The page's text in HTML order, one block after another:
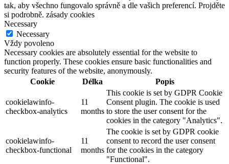
tak, aby všechno fungovalo správně a dle vašich preferencí. Projděte
si podrobně. zásady cookies
Necessary
Necessary
Vždy povoleno
Necessary cookies are absolutely essential for the website to
function properly. These cookies ensure basic functionalities and
security features of the website, anonymously.
Cookie
Délka Popis
cookielawinfo-
checkbox-analytics
11
months
This cookie is set by GDPR Cookie
Consent plugin. The cookie is used
to store the user consent for the
cookies in the category "Analytics".
cookielawinfo-
checkbox-functional
11
months
The cookie is set by GDPR cookie
consent to record the user consent
for the cookies in the category
"Functional".